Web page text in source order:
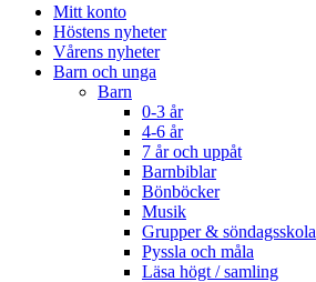
Mitt konto
Höstens nyheter
Vårens nyheter
Barn och unga
Barn
0-3 år
4-6 år
7 år och uppåt
Barnbiblar
Bönböcker
Musik
Grupper & söndagsskola
Pyssla och måla
Läsa högt / samling